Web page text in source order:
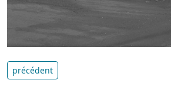
précédent